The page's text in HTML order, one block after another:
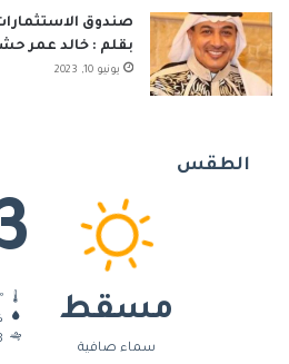
صندوق
بقلم : خالد عمر
يونيو 10, 2023
الطقس
مسقط
سماء صافية